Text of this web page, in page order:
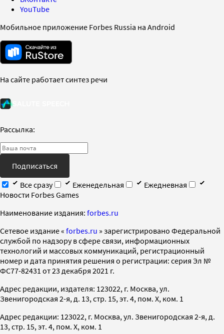
YouTube
Мобильное приложение Forbes Russia на Android
На сайте работает синтез речи
Рассылка:
Подписаться
Все сразу
Еженедельная
Ежедневная
Новости Forbes Games
Наименование издания: forbes.ru
Cетевое издание « forbes.ru » зарегистрировано Федеральной
службой по надзору в сфере связи, информационных
технологий и массовых коммуникаций, регистрационный
номер и дата принятия решения о регистрации: серия Эл №
ФС77-82431 от 23 декабря 2021 г.
Адрес редакции, издателя: 123022, г. Москва, ул.
Звенигородская 2-я, д. 13, стр. 15, эт. 4, пом. X, ком. 1
Адрес редакции: 123022, г. Москва, ул. Звенигородская 2-я, д.
13, стр. 15, эт. 4, пом. X, ком. 1